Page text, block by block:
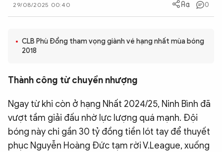
PHÁP LUẬT
CÔNG NGHỆ
QUỐC TẾ
VĂN HÓA - THỂ THAO
BẠN ĐỌC & CAND
29/08/2025 00:40 0
CLB Phù Đổng tham vọng giành vé hạng nhất mùa bóng
2018
Thành công từ chuyển nhượng
Ngay từ khi còn ở hạng Nhất 2024/25, Ninh Bình đã
vượt tầm giải đấu nhờ lực lượng quá mạnh. Đội
bóng này chi gần 30 tỷ đồng tiền lót tay để thuyết
phục Nguyễn Hoàng Đức tạm rời V.League, xuống